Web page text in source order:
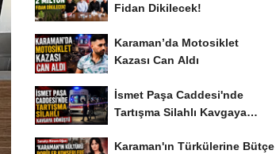
Fidan Dikilecek!
Karaman’da Motosiklet
Kazası Can Aldı
İsmet Paşa Caddesi'nde
Tartışma Silahlı Kavgaya
Karaman'ın Türkülerine Bütçe